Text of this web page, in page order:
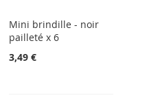
Mini brindille - noir
pailleté x 6
3,49 €